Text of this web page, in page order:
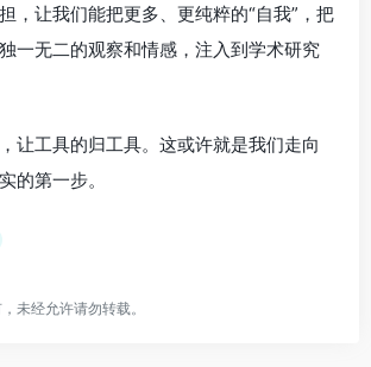
，让我们能把更多、更纯粹的“自我”，把
一无二的观察和情感，注入到学术研究
让工具的归工具。这或许就是我们走向
的第一步。
未经允许请勿转载。